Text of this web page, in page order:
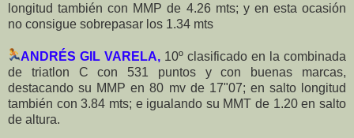
longitud también con MMP de 4.26 mts; y en esta ocasión
no consigue sobrepasar los 1.34 mts
ANDRÉS GIL VARELA, 10º clasificado en la combinada
de triatlon C con 531 puntos y con buenas marcas,
destacando su MMP en 80 mv de 17"07; en salto longitud
también con 3.84 mts; e igualando su MMT de 1.20 en salto
de altura.